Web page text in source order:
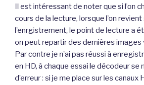
Il est intéressant de noter que si l’on
cours de la lecture, lorsque l’on revient
l’enrgistrement, le point de lecture a
on peut repartir des dernières images
Par contre je n’ai pas réussi à
en HD, à chaque essai le décodeur se
d’erreur : si je me place sur les canaux